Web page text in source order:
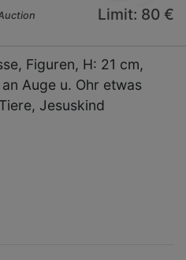
Limit: 80 €
Figuren, H: 21 cm,
Auge u. Ohr etwas
Jesuskind